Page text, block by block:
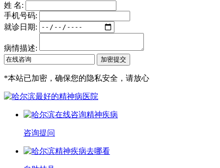
姓 名:
手机号码:
就诊日期:
病情描述:
*本站已加密，确保您的隐私安全，请放心
咨询提问